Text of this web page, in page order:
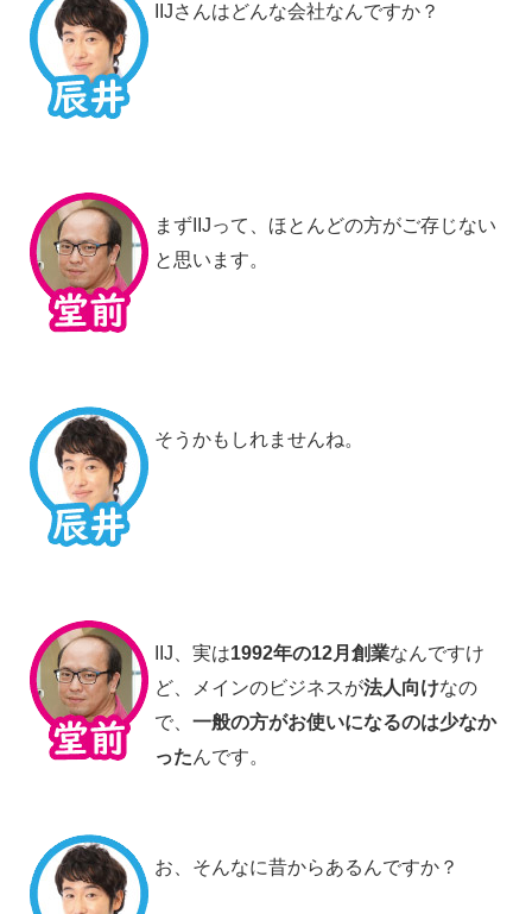
IIJさんはどんな会社なんですか？
まずIIJって、ほとんどの方がご存じない
と思います。
そうかもしれませんね。
IIJ、実は1992年の12月創業なんですけ
ど、メインのビジネスが法人向けなの
で、 一般の方がお使いになるのは少なか
ったんです。
お、そんなに昔からあるんですか？